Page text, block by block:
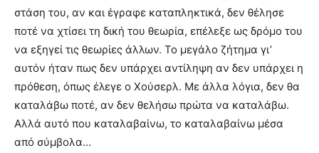
στάση του, αν και έγραφε καταπληκτικά, δεν θέλησε
ποτέ να χτίσει τη δική του θεωρία, επέλεξε ως δρόμο του
να εξηγεί τις θεωρίες άλλων. Το μεγάλο ζήτημα γι’
αυτόν ήταν πως δεν υπάρχει αντίληψη αν δεν υπάρχει η
πρόθεση, όπως έλεγε ο Χούσερλ. Με άλλα λόγια, δεν θα
καταλάβω ποτέ, αν δεν θελήσω πρώτα να καταλάβω.
Αλλά αυτό που καταλαβαίνω, το καταλαβαίνω μέσα
από σύμβολα…